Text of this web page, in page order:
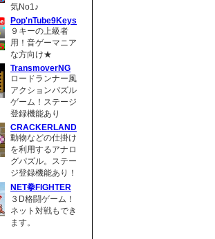
気No1♪
Pop'nTube9Keys
９キーの上級者
用！音ゲーマニア
な方向け★
TransmoverNG
ロードランナー風
アクションパズル
ゲーム！ステージ
登録機能あり
CRACKERLAND
動物などの仕掛け
を利用するアナロ
グパズル。ステー
ジ登録機能あり！
NET拳FIGHTER
３D格闘ゲーム！
ネット対戦もでき
ます。